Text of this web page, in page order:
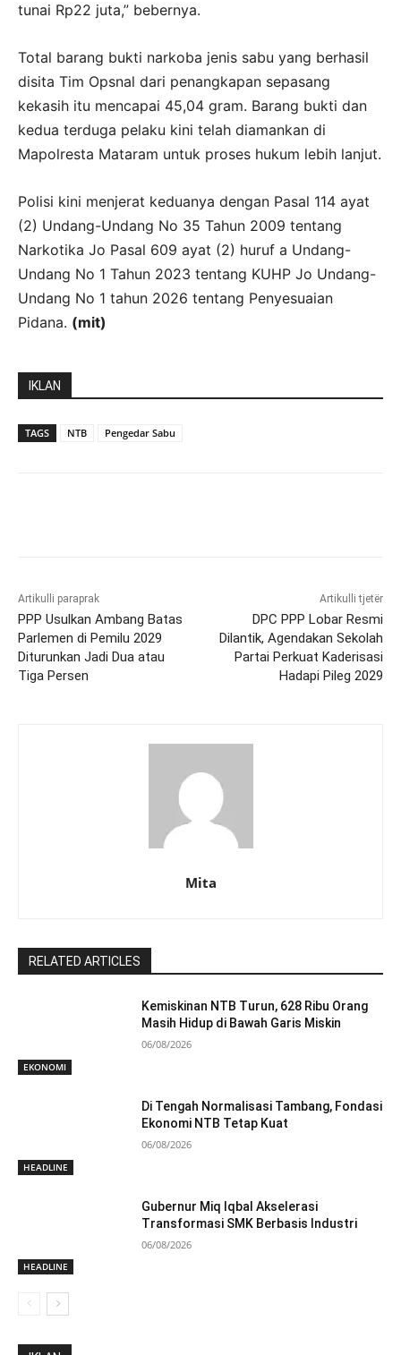
tunai Rp22 juta,” bebernya.
Total barang bukti narkoba jenis sabu yang berhasil
disita Tim Opsnal dari penangkapan sepasang
kekasih itu mencapai 45,04 gram. Barang bukti dan
kedua terduga pelaku kini telah diamankan di
Mapolresta Mataram untuk proses hukum lebih lanjut.
Polisi kini menjerat keduanya dengan Pasal 114 ayat
(2) Undang-Undang No 35 Tahun 2009 tentang
Narkotika Jo Pasal 609 ayat (2) huruf a Undang-
Undang No 1 Tahun 2023 tentang KUHP Jo Undang-
Undang No 1 tahun 2026 tentang Penyesuaian
Pidana. (mit)
IKLAN
TAGS NTB Pengedar Sabu
Artikulli paraprak
PPP Usulkan Ambang Batas
Parlemen di Pemilu 2029
Diturunkan Jadi Dua atau
Tiga Persen
Artikulli tjetër
DPC PPP Lobar Resmi
Dilantik, Agendakan Sekolah
Partai Perkuat Kaderisasi
Hadapi Pileg 2029
Mita
RELATED ARTICLES
EKONOMI
Kemiskinan NTB Turun, 628 Ribu Orang
Masih Hidup di Bawah Garis Miskin
06/08/2026
HEADLINE
Di Tengah Normalisasi Tambang, Fondasi
Ekonomi NTB Tetap Kuat
06/08/2026
HEADLINE
Gubernur Miq Iqbal Akselerasi
Transformasi SMK Berbasis Industri
06/08/2026